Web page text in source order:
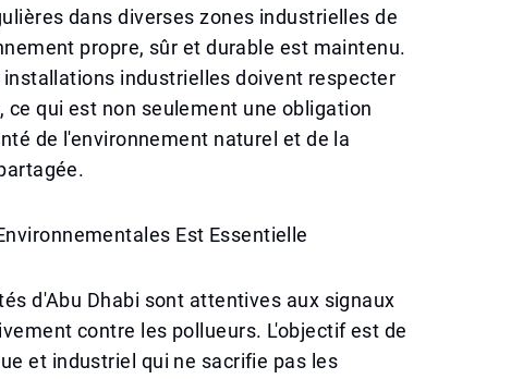
dans diverses zones industrielles de
propre, sûr et durable est maintenu.
industrielles doivent respecter
qui est non seulement une obligation
de l'environnement naturel et de la
Est Essentielle
d'Abu Dhabi sont attentives aux signaux
contre les pollueurs. L'objectif est de
et industriel qui ne sacrifie pas les